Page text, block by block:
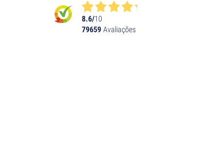
8.6/10
79659 Avaliações